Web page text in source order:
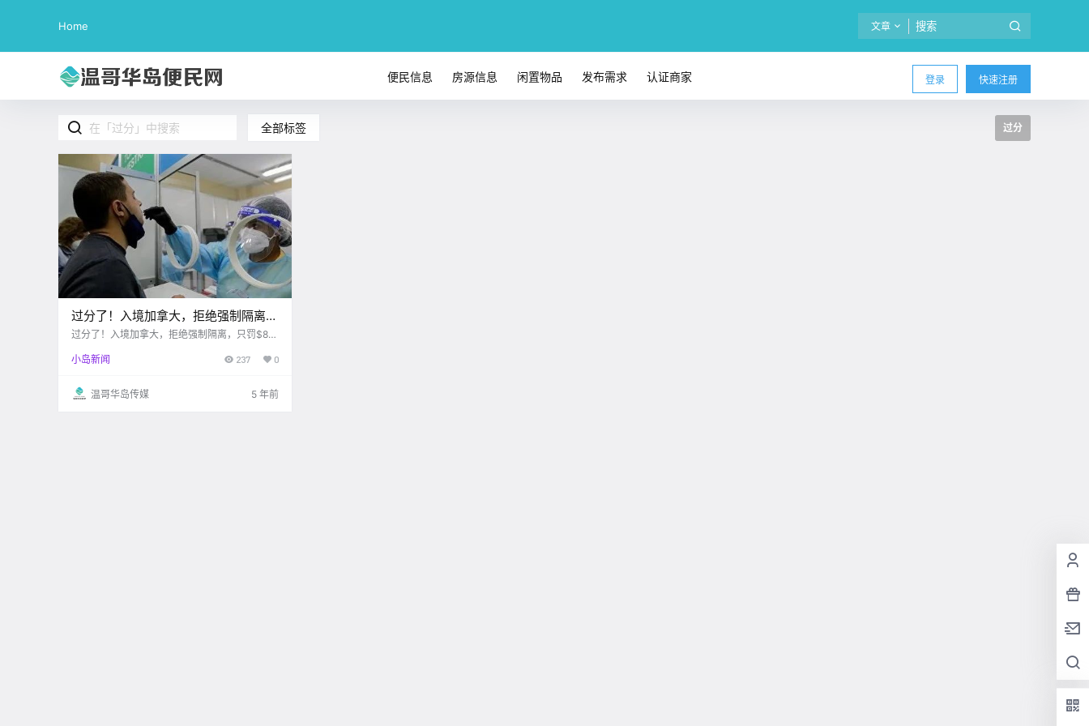
Home 文章
登录 快速注册
便民信息 房源信息 闲置物品 发布需求 认证商家
全部标签 过分
过分了！入境加拿大，拒绝强制隔离，
只罚$880！就没有然后了？！检测出
过分了！入境加拿大，拒绝强制隔离，只罚$88
小岛新闻
237 0
温哥华岛传媒 5 年前